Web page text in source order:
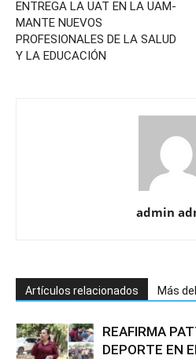
ENTREGA LA UAT EN LA UAM-
MANTE NUEVOS
PROFESIONALES DE LA SALUD
Y LA EDUCACIÓN
admin
Artículos relacionados Más
REAFIRMA
DEPORTE EN